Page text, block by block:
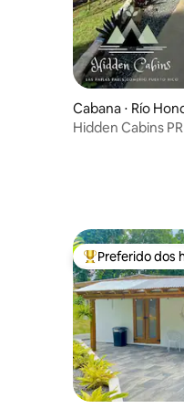
Cabana ⋅ Río
Hidden Cabins
Entre os
Preferido dos